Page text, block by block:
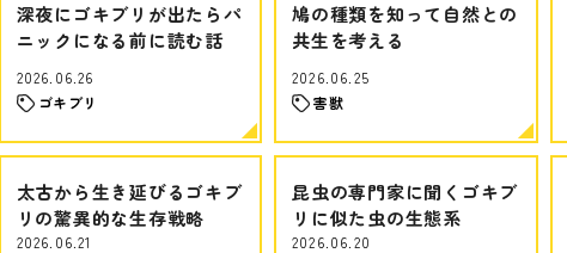
深夜にゴキブリが出たらパ
ニックになる前に読む話
2026.06.26
ゴキブリ
鳩の種類を知って自然との
共生を考える
2026.06.25
害獣
太古から生き延びるゴキブ
リの驚異的な生存戦略
2026.06.21
昆虫の専門家に聞くゴキブ
リに似た虫の生態系
2026.06.20